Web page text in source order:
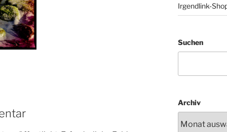
Irgendlink-
Suchen
Archiv